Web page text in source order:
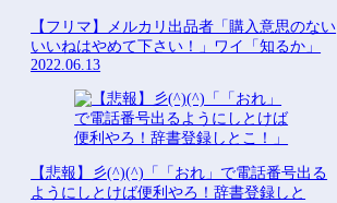
【フリマ】メルカリ出品者「購入意思のない
いいねはやめて下さい！」ワイ「知るか」
2022.06.13
【悲報】彡(^)(^)「「おれ」で電話番号出る
ようにしとけば便利やろ！辞書登録しと